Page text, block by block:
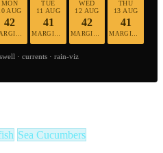
MON
AUG
42
TUE
11 AUG
41
WED
12 AUG
42
THU
13 AUG
41
· currents · rain-viz
Sea Cucumbers